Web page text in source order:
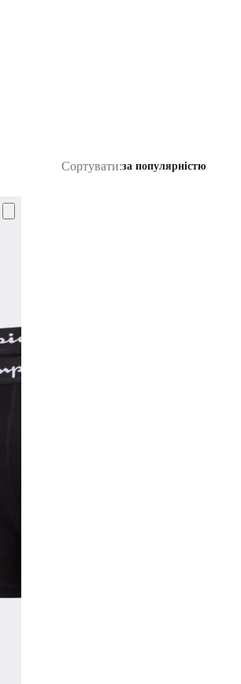
Сортувати:за популярністю